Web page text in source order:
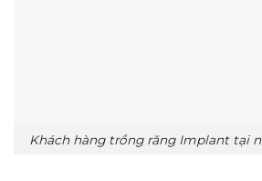
Khách hàng trồng răng Implant tại